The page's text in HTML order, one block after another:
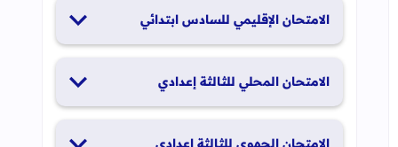
الامتحان الإقليمي للسادس ابتدائي
الامتحان المحلي للثالثة إعدادي
الامتحان الجهوي للثالثة إعدادي